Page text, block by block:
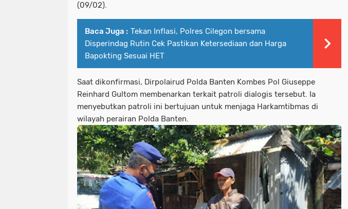
(09/02).
Baca Juga : Tekan Inflasi, Polres Cilegon bersama
Disperindag Rutin Cek Pastikan Ketersediaan dan Harga
Bapokting Sesuai HET
Saat dikonfirmasi, Dirpolairud Polda Banten Kombes Pol Giuseppe
Reinhard Gultom membenarkan terkait patroli dialogis tersebut. Ia
menyebutkan patroli ini bertujuan untuk menjaga Harkamtibmas di
wilayah perairan Polda Banten.